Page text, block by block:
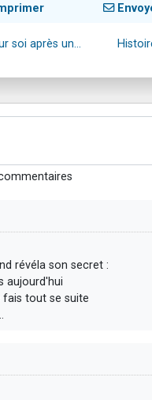
soi après un...
révéla son secret :
aujourd'hui
fais tout se suite